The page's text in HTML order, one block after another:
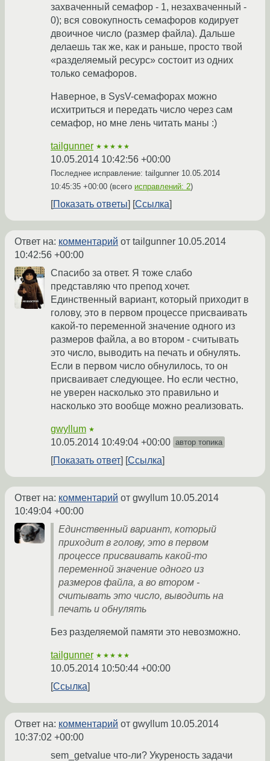
захваченный семафор - 1, незахваченный -
0); вся совокупность семафоров кодирует
двоичное число (размер файла). Дальше
делаешь так же, как и раньше, просто твой
«разделяемый ресурс» состоит из одних
только семафоров.
Наверное, в SysV-семафорах можно
исхитриться и передать число через сам
семафор, но мне лень читать маны :)
tailgunner ★★★★★
10.05.2014 10:42:56 +00:00
Последнее исправление: tailgunner 10.05.2014
10:45:35 +00:00 (всего исправлений: 2)
Показать ответы Ссылка
Ответ на: комментарий от tailgunner 10.05.2014
10:42:56 +00:00
Спасибо за ответ. Я тоже слабо
представляю что препод хочет.
Единственный вариант, который приходит в
голову, это в первом процессе присваивать
какой-то переменной значение одного из
размеров файла, а во втором - считывать
это число, выводить на печать и обнулять.
Если в первом число обнулилось, то он
присваивает следующее. Но если честно,
не уверен насколько это правильно и
насколько это вообще можно реализовать.
gwyllum ★
10.05.2014 10:49:04 +00:00 автор топика
Показать ответ Ссылка
Ответ на: комментарий от gwyllum 10.05.2014
10:49:04 +00:00
Единственный вариант, который
приходит в голову, это в первом
процессе присваивать какой-то
переменной значение одного из
размеров файла, а во втором -
считывать это число, выводить на
печать и обнулять
Без разделяемой памяти это невозможно.
tailgunner ★★★★★
10.05.2014 10:50:44 +00:00
Ссылка
Ответ на: комментарий от gwyllum 10.05.2014
10:37:02 +00:00
sem_getvalue что-ли? Укуреность задачи